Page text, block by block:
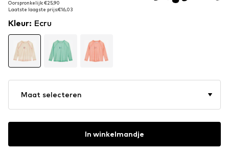
Oorspronkelijk: €25,90
Laatste laagste prijs:€16,03
Oorspronkelijk: €25,90
Laatste laagste prijs:€16,03
Kleur: Ecru
Maat selecteren
In winkelmandje